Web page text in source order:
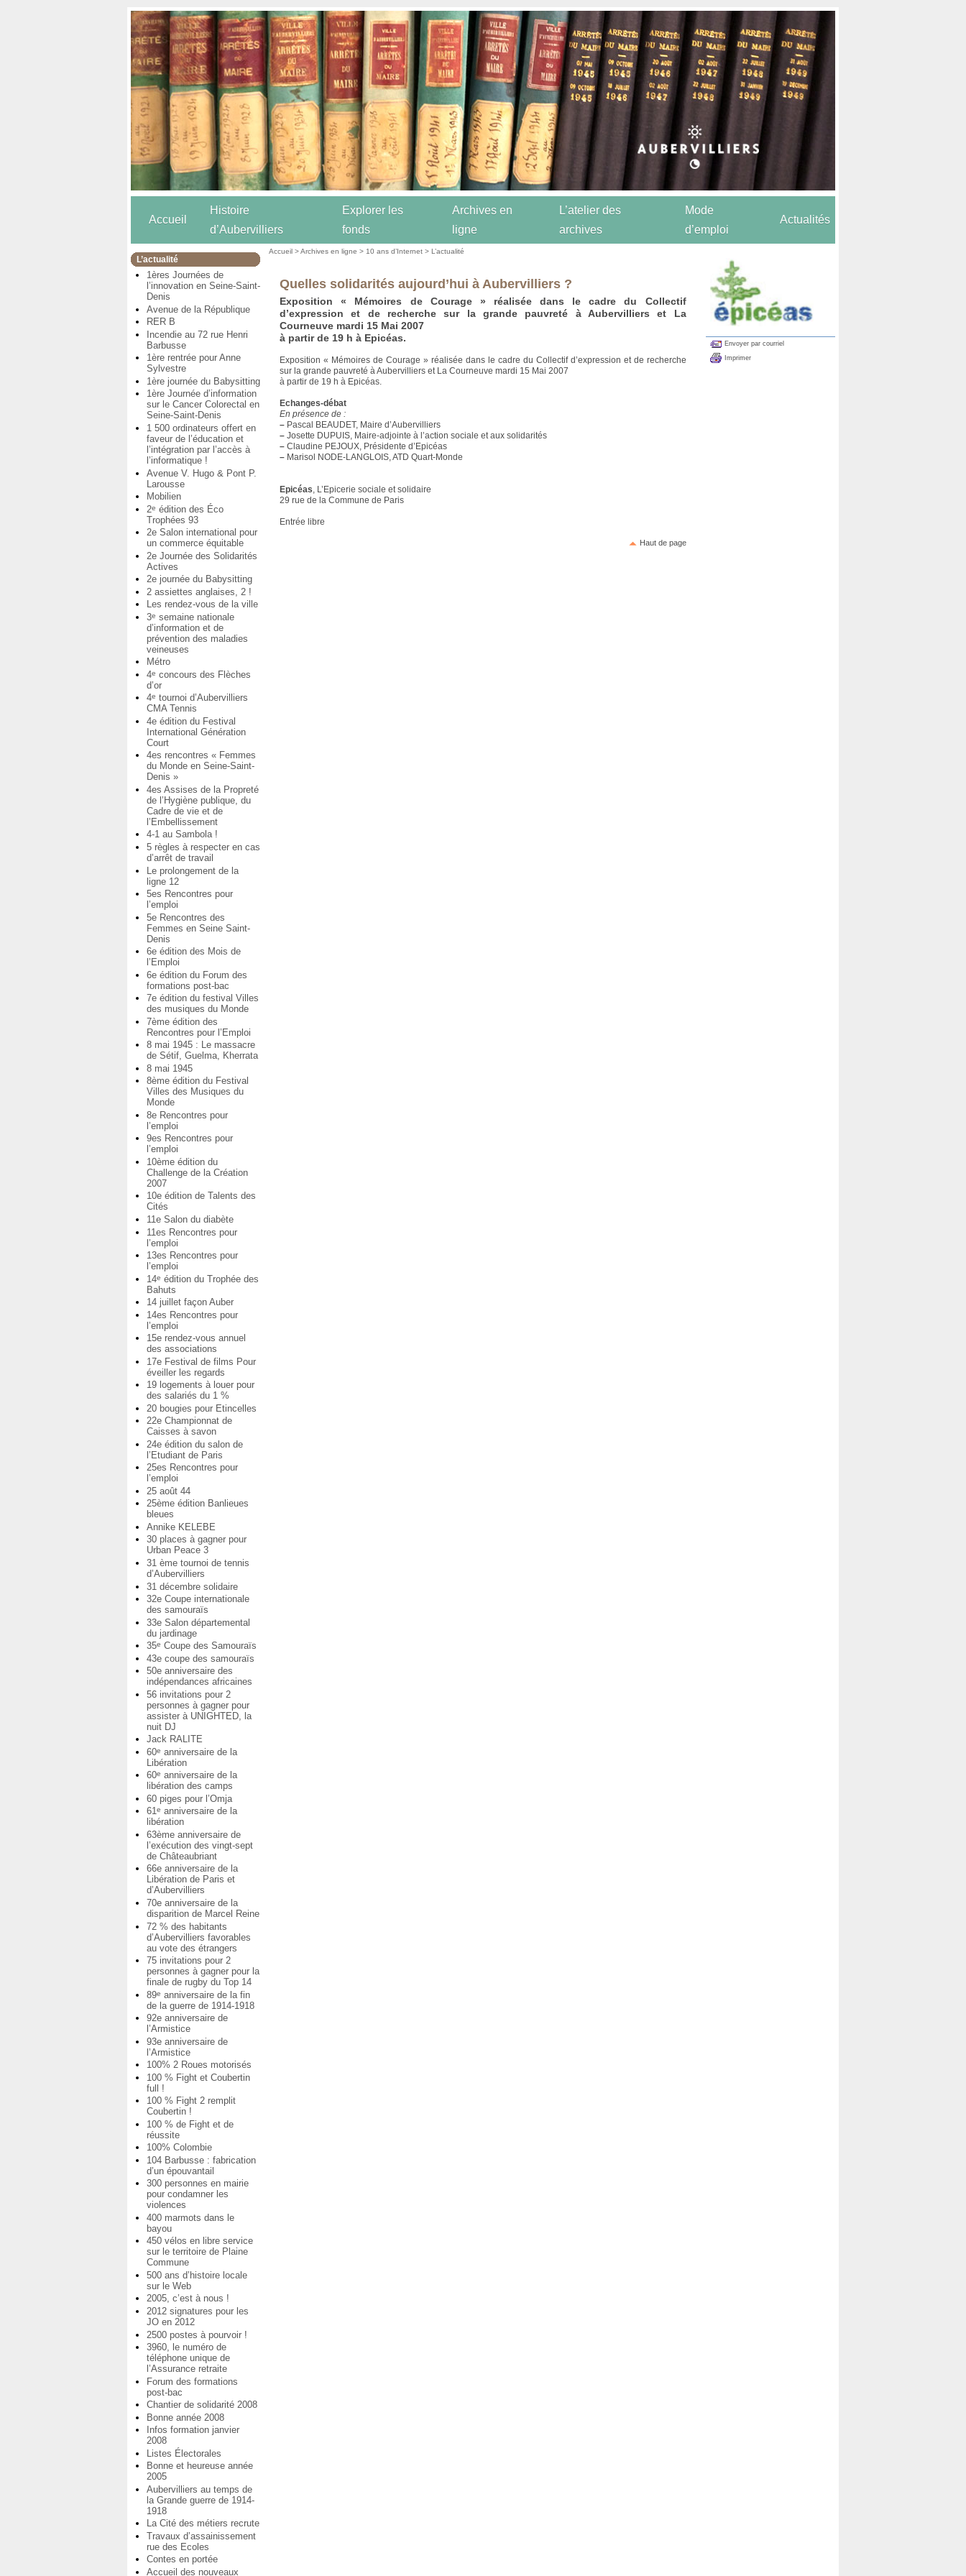
Accueil
Histoire
d’Aubervilliers
Explorer les
fonds
Archives en
ligne
L’atelier des
archives
Mode
d’emploi
Actualités
L’actualité
1ères Journées de
l’innovation en Seine-Saint-
Denis
Avenue de la République
RER B
Incendie au 72 rue Henri
Barbusse
1ère rentrée pour Anne
Sylvestre
1ère journée du Babysitting
1ère Journée d’information
sur le Cancer Colorectal en
Seine-Saint-Denis
1 500 ordinateurs offert en
faveur de l’éducation et
l’intégration par l’accès à
l’informatique !
Avenue V. Hugo & Pont P.
Larousse
Mobilien
2e édition des Éco
Trophées 93
2e Salon international pour
un commerce équitable
2e Journée des Solidarités
Actives
2e journée du Babysitting
2 assiettes anglaises, 2 !
Les rendez-vous de la ville
3e semaine nationale
d’information et de
prévention des maladies
veineuses
Métro
4e concours des Flèches
d’or
4e tournoi d’Aubervilliers
CMA Tennis
4e édition du Festival
International Génération
Court
4es rencontres « Femmes
du Monde en Seine-Saint-
Denis »
4es Assises de la Propreté
de l’Hygiène publique, du
Cadre de vie et de
l’Embellissement
4-1 au Sambola !
5 règles à respecter en cas
d’arrêt de travail
Le prolongement de la
ligne 12
5es Rencontres pour
l’emploi
5e Rencontres des
Femmes en Seine Saint-
Denis
6e édition des Mois de
l’Emploi
6e édition du Forum des
formations post-bac
7e édition du festival Villes
des musiques du Monde
7ème édition des
Rencontres pour l’Emploi
8 mai 1945 : Le massacre
de Sétif, Guelma, Kherrata
8 mai 1945
8ème édition du Festival
Villes des Musiques du
Monde
8e Rencontres pour
l’emploi
9es Rencontres pour
l’emploi
10ème édition du
Challenge de la Création
2007
10e édition de Talents des
Cités
11e Salon du diabète
11es Rencontres pour
l’emploi
13es Rencontres pour
l’emploi
14e édition du Trophée des
Bahuts
14 juillet façon Auber
14es Rencontres pour
l’emploi
15e rendez-vous annuel
des associations
17e Festival de films Pour
éveiller les regards
19 logements à louer pour
des salariés du 1 %
20 bougies pour Etincelles
22e Championnat de
Caisses à savon
24e édition du salon de
l’Etudiant de Paris
25es Rencontres pour
l’emploi
25 août 44
25ème édition Banlieues
bleues
Annike KELEBE
30 places à gagner pour
Urban Peace 3
31 ème tournoi de tennis
d’Aubervilliers
31 décembre solidaire
32e Coupe internationale
des samouraïs
33e Salon départemental
du jardinage
35e Coupe des Samouraïs
43e coupe des samouraïs
50e anniversaire des
indépendances africaines
56 invitations pour 2
personnes à gagner pour
assister à UNIGHTED, la
nuit DJ
Jack RALITE
60e anniversaire de la
Libération
60e anniversaire de la
libération des camps
60 piges pour l’Omja
61e anniversaire de la
libération
63ème anniversaire de
l’exécution des vingt-sept
de Châteaubriant
66e anniversaire de la
Libération de Paris et
d’Aubervilliers
70e anniversaire de la
disparition de Marcel Reine
72 % des habitants
d’Aubervilliers favorables
au vote des étrangers
75 invitations pour 2
personnes à gagner pour la
finale de rugby du Top 14
89e anniversaire de la fin
de la guerre de 1914-1918
92e anniversaire de
l’Armistice
93e anniversaire de
l’Armistice
100% 2 Roues motorisés
100 % Fight et Coubertin
full !
100 % Fight 2 remplit
Coubertin !
100 % de Fight et de
réussite
100% Colombie
104 Barbusse : fabrication
d’un épouvantail
300 personnes en mairie
pour condamner les
violences
400 marmots dans le
bayou
450 vélos en libre service
sur le territoire de Plaine
Commune
500 ans d’histoire locale
sur le Web
2005, c’est à nous !
2012 signatures pour les
JO en 2012
2500 postes à pourvoir !
3960, le numéro de
téléphone unique de
l’Assurance retraite
Forum des formations
post-bac
Chantier de solidarité 2008
Bonne année 2008
Infos formation janvier
2008
Listes Électorales
Bonne et heureuse année
2005
Aubervilliers au temps de
la Grande guerre de 1914-
1918
La Cité des métiers recrute
Travaux d’assainissement
rue des Ecoles
Contes en portée
Accueil des nouveaux
Accueil >Archives en ligne > 10 ans d’Internet >L’actualité
Quelles solidarités aujourd’hui à Aubervilliers ?
Exposition « Mémoires de Courage » réalisée dans le cadre du Collectif
d’expression et de recherche sur la grande pauvreté à Aubervilliers et La
Courneuve mardi 15 Mai 2007
à partir de 19 h à Epicéas.
Exposition « Mémoires de Courage » réalisée dans le cadre du Collectif d’expression et de recherche
sur la grande pauvreté à Aubervilliers et La Courneuve mardi 15 Mai 2007
à partir de 19 h à Epicéas.
Echanges-débat
En présence de :
– Pascal BEAUDET, Maire d’Aubervilliers
– Josette DUPUIS, Maire-adjointe à l’action sociale et aux solidarités
– Claudine PEJOUX, Présidente d’Epicéas
– Marisol NODE-LANGLOIS, ATD Quart-Monde
Epicéas, L’Epicerie sociale et solidaire
29 rue de la Commune de Paris
Entrée libre
Haut de page
Envoyer par courriel
Imprimer